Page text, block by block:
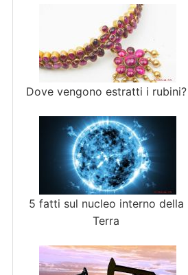
Dove vengono estratti i rubini?
5 fatti sul nucleo interno della
Terra